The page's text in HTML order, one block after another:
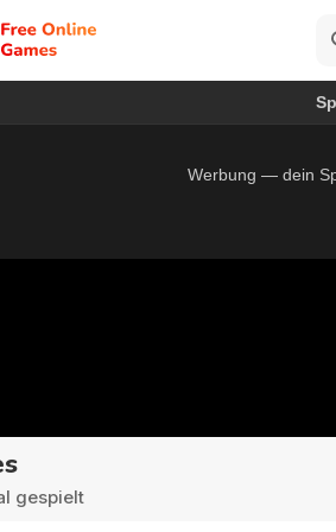
gespielt